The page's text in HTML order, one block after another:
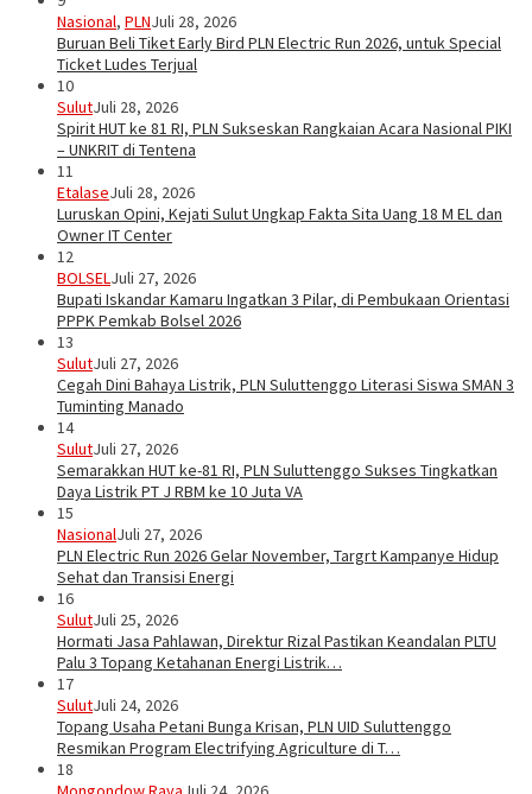
Nasional, PLNJuli 28, 2026
Buruan Beli Tiket Early Bird PLN Electric Run 2026, untuk Special
Ticket Ludes Terjual
10
SulutJuli 28, 2026
Spirit HUT ke 81 RI, PLN Sukseskan Rangkaian Acara Nasional PIKI
– UNKRIT di Tentena
11
EtalaseJuli 28, 2026
Luruskan Opini, Kejati Sulut Ungkap Fakta Sita Uang 18 M EL dan
Owner IT Center
12
BOLSELJuli 27, 2026
Bupati Iskandar Kamaru Ingatkan 3 Pilar, di Pembukaan Orientasi
PPPK Pemkab Bolsel 2026
13
SulutJuli 27, 2026
Cegah Dini Bahaya Listrik, PLN Suluttenggo Literasi Siswa SMAN 3
Tuminting Manado
14
SulutJuli 27, 2026
Semarakkan HUT ke-81 RI, PLN Suluttenggo Sukses Tingkatkan
Daya Listrik PT J RBM ke 10 Juta VA
15
NasionalJuli 27, 2026
PLN Electric Run 2026 Gelar November, Targrt Kampanye Hidup
Sehat dan Transisi Energi
16
SulutJuli 25, 2026
Hormati Jasa Pahlawan, Direktur Rizal Pastikan Keandalan PLTU
Palu 3 Topang Ketahanan Energi Listrik…
17
SulutJuli 24, 2026
Topang Usaha Petani Bunga Krisan, PLN UID Suluttenggo
Resmikan Program Electrifying Agriculture di T…
18